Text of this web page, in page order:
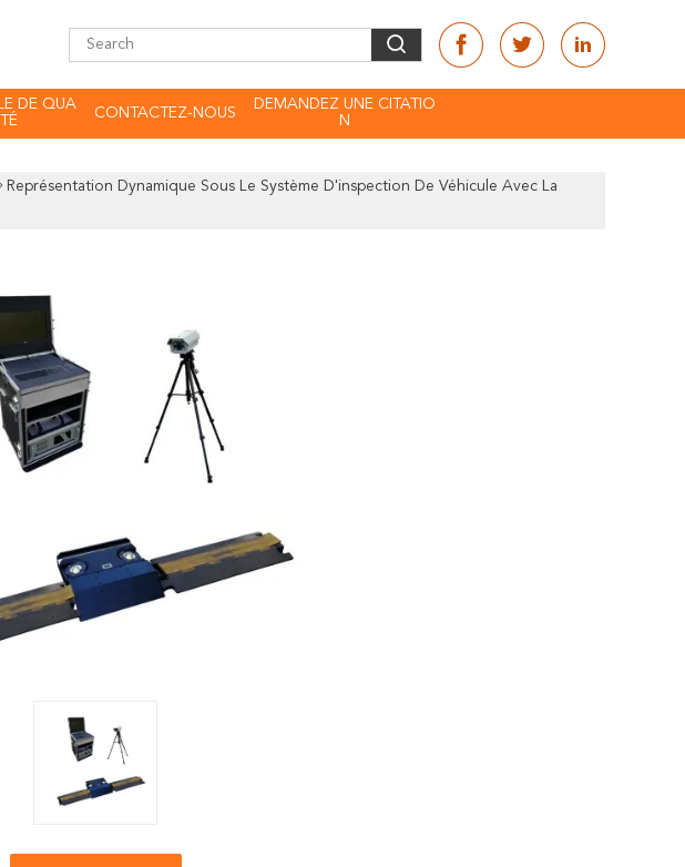
DE QUA
CONTACTEZ-NOUS
DEMANDEZ UNE CITATIO
N
Représentation Dynamique Sous Le Système D'inspection De Véhicule Avec La